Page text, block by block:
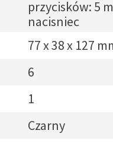
przycisków: 5
nacisniec
77 x 38 x 127
6
1
Czarny